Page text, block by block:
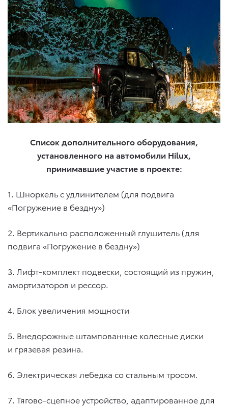
Список дополнительного оборудования,
установленного на автомобили Hilux,
принимавшие участие в проекте:
1. Шноркель с удлинителем (для подвига
«Погружение в бездну»)
2. Вертикально расположенный глушитель (для
подвига «Погружение в бездну»)
3. Лифт-комплект подвески, состоящий из пружин,
амортизаторов и рессор.
4. Блок увеличения мощности
5. Внедорожные штампованные колесные диски
и грязевая резина.
6. Электрическая лебедка со стальным тросом.
7. Тягово-сцепное устройство, адаптированное для